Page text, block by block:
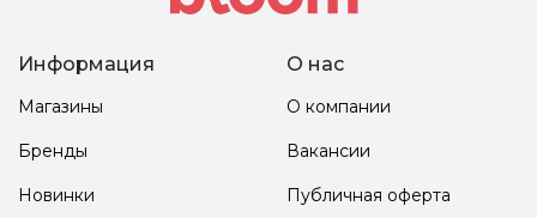
Информация
Магазины
Бренды
Новинки
О нас
О компании
Вакансии
Публичная оферта